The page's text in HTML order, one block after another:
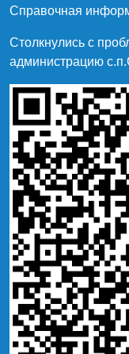
Справочная
Столкнулись с
администрацию